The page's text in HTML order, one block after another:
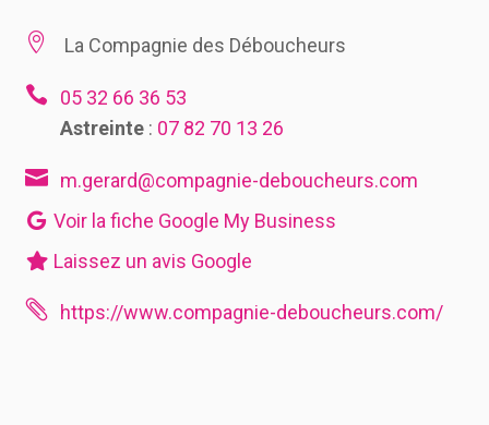
 La Compagnie des Déboucheurs

05 32 66 36 53
Astreinte: 07 82 70 13 26
 m.gerard@compagnie-deboucheurs.com
Voir la fiche Google My Business
Laissez un avis Google
 https://www.compagnie-deboucheurs.com/